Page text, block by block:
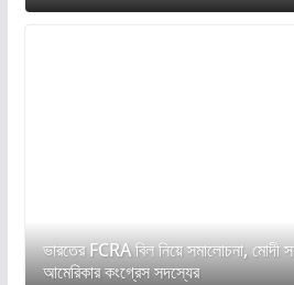
ভারতের FCRA বিল নিয়ে সমালোচনা, মোদী
আমেরিকার কংগ্রেস সদস্যের